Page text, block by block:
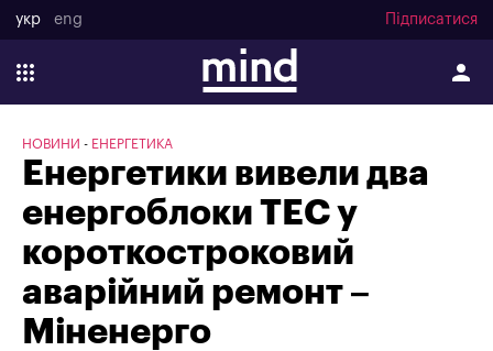
укр eng Підписатися
НОВИНИ ЕНЕРГЕТИКА
Енергетики вивели два
енергоблоки ТЕС у
короткостроковий
аварійний ремонт –
Міненерго